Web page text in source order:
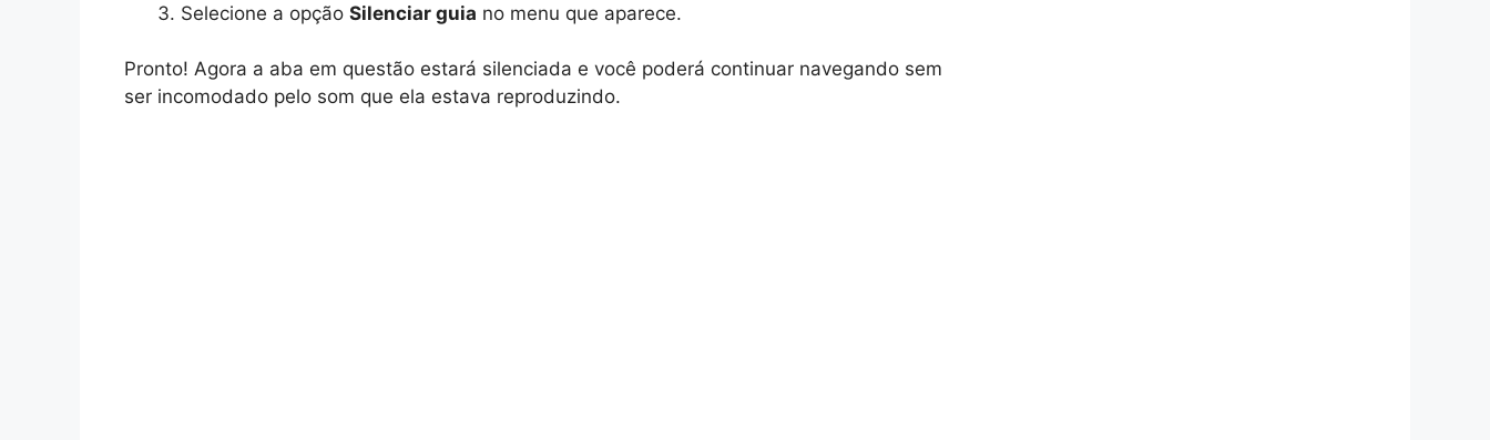
Selecione a opção Silenciar guia no menu que aparece.
Pronto! Agora a aba em questão estará silenciada e você poderá continuar navegando sem
ser incomodado pelo som que ela estava reproduzindo.